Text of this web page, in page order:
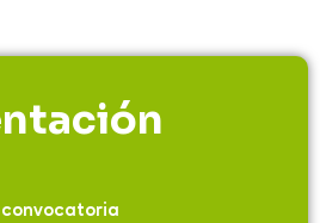
convocatoria